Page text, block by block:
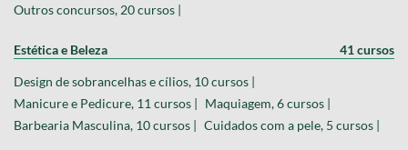
Outros concursos, 20 cursos |
Estética e Beleza 41 cursos
Design de sobrancelhas e cílios, 10 cursos |
Manicure e Pedicure, 11 cursos | Maquiagem, 6 cursos |
Barbearia Masculina, 10 cursos | Cuidados com a pele, 5 cursos |